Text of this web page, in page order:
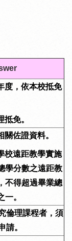
度，依本校抵免
免。
佐證資料。
校遠距教學實施
學分數之遠距教
不得超過畢業總
一。
倫理課程者，須
請。